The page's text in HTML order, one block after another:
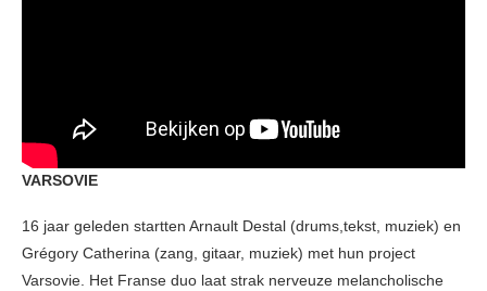
VARSOVIE
16 jaar geleden startten Arnault Destal (drums,tekst, muziek) en
Grégory Catherina (zang, gitaar, muziek) met hun project
Varsovie. Het Franse duo laat strak nerveuze melancholische